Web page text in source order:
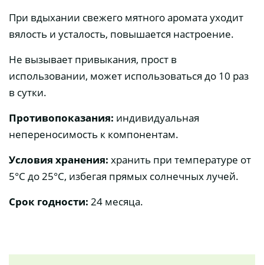
При вдыхании свежего мятного аромата уходит
вялость и усталость, повышается настроение.
Не вызывает привыкания, прост в
использовании, может использоваться до 10 раз
в сутки.
Противопоказания: индивидуальная
непереносимость к компонентам.
Условия хранения: хранить при температуре от
5°С до 25°С, избегая прямых солнечных лучей.
Срок годности: 24 месяца.